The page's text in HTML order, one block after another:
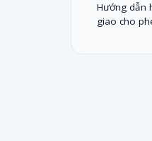
Hướng dẫn
giao cho